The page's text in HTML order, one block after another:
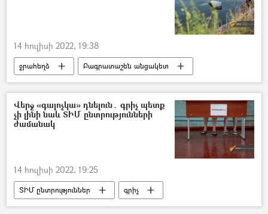
14 հուլիսի 2022, 19:38
ջրահեղձ
Բագրատաշեն անցակետ
ջրավազան
ՀՀ արտակարգ իրավիճակների նախարարություն (ԱԻՆ)
Տավուշ
պատանի
Վերջ «գալոչկա» դնելուն․ գրիչ պետք
չի լինի նաև ՏԻՄ ընտրությունների
ժամանակ
14 հուլիսի 2022, 19:25
ՏԻՄ ընտրություններ
գրիչ
«Քաղաքացիական պայմանագիր» կուսակցություն (ՔՊ)